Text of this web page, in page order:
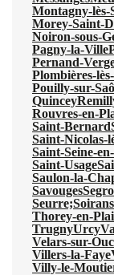
Montagny-lès-
Morey-Saint-
Noiron-sous-
Pagny-la-Ville
Pernand-
Plombières-
Pouilly-sur-
Quincey
Rouvres-en-
Saint-Bernard
Saint-Nicolas-
Saint-Seine-
Saint-Usage
Saulon-la-
Savouges
Seurre;Soirans
Thorey-en-
TrugnyUrcy
Velars-sur-
Villers-la-Faye
Villy-le-